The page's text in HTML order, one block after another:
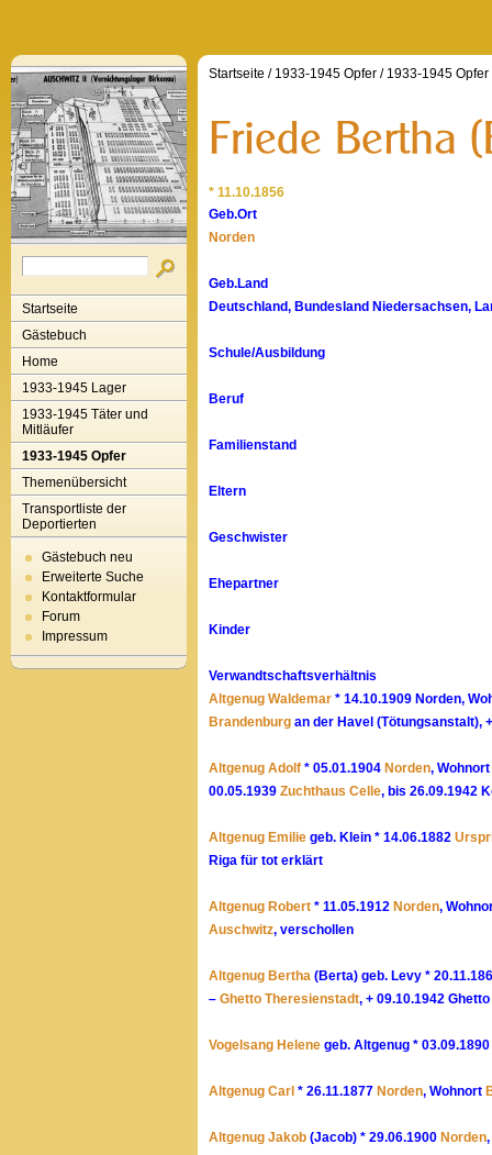
Startseite
Gästebuch
Home
1933-1945 Lager
1933-1945 Täter und
Mitläufer
1933-1945 Opfer
Themenübersicht
Transportliste der
Deportierten
Gästebuch neu
Erweiterte Suche
Kontaktformular
Forum
Impressum
Startseite / 1933-1945 Opfer / 1933-1945 Opfer
* 11.10.1856
Geb.Ort
Norden
Geb.Land
Deutschland, Bundesland Niedersachsen,
Schule/Ausbildung
Beruf
Familienstand
Eltern
Geschwister
Ehepartner
Kinder
Verwandtschaftsverhältnis
Altgenug Waldemar * 14.10.1909 Norden,
Brandenburg an der Havel (Tötungsanstalt),
Altgenug Adolf * 05.01.1904 Norden,
00.05.1939 Zuchthaus Celle, bis 26.09.1942
Altgenug Emilie geb. Klein * 14.06.1882
Riga für tot erklärt
Altgenug Robert * 11.05.1912 Norden,
Auschwitz, verschollen
Altgenug Bertha (Berta) geb. Levy *
– Ghetto Theresienstadt, + 09.10.1942
Vogelsang Helene geb. Altgenug * 03.09.1890
Altgenug Carl * 26.11.1877 Norden, Wohnort
Altgenug Jakob (Jacob) * 29.06.1900 Norden